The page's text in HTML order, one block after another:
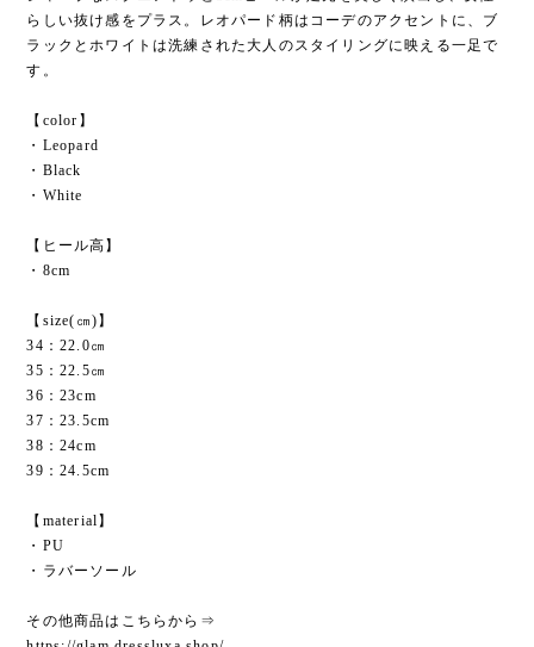
らしい抜け感をプラス。レオパード柄はコーデのアクセントに、ブ
ラックとホワイトは洗練された大人のスタイリングに映える一足で
す。
【color】
・Leopard
・Black
・White
【ヒール高】
・8cm
【size(㎝)】
34：22.0㎝
35：22.5㎝
36：23cm
37：23.5cm
38：24cm
39：24.5cm
【material】
・PU
・ラバーソール
その他商品はこちらから⇒